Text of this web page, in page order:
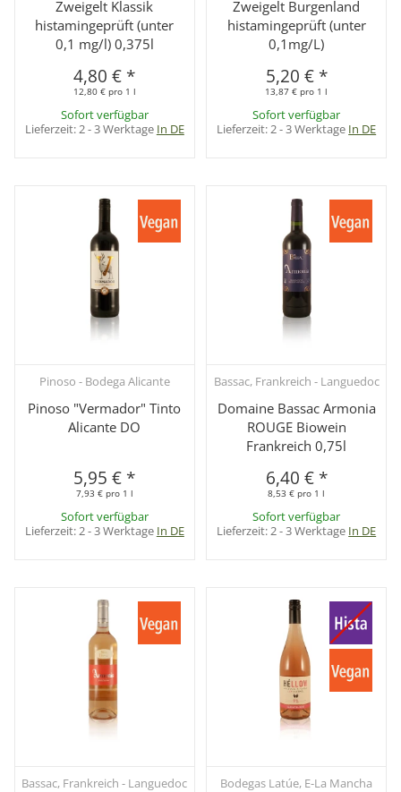
Zweigelt Klassik
histamingeprüft (unter
0,1 mg/l) 0,375l
4,80 € *
12,80 € pro 1 l
Sofort verfügbar
Lieferzeit:2 - 3 Werktage In DE
Zweigelt Burgenland
histamingeprüft (unter
0,1mg/L)
5,20 € *
13,87 € pro 1 l
Sofort verfügbar
Lieferzeit:2 - 3 Werktage In DE
Pinoso - Bodega Alicante
Pinoso "Vermador" Tinto
Alicante DO
5,95 € *
7,93 € pro 1 l
Sofort verfügbar
Lieferzeit:2 - 3 Werktage In DE
Bassac, Frankreich - Languedoc
Domaine Bassac Armonia
ROUGE Biowein
Frankreich 0,75l
6,40 € *
8,53 € pro 1 l
Sofort verfügbar
Lieferzeit:2 - 3 Werktage In DE
Bassac, Frankreich - Languedoc Bodegas Latúe, E-La Mancha